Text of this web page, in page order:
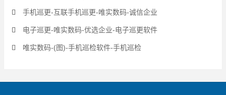
手机巡更-互联手机巡更-唯实数码-诚信企业
电子巡更-唯实数码-优选企业-电子巡更软件
唯实数码-(图)-手机巡检软件-手机巡检